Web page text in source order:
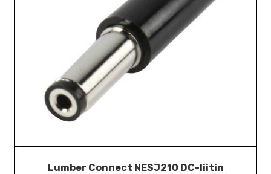
Lumber Connect NESJ210 DC-liitin